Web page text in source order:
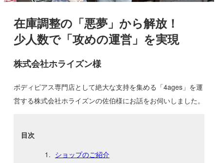
在庫調整の「悪夢」から解放！
少人数で「攻めの運営」を実現
株式会社ホライズン様
ボディピアス専門店として絶大な支持を集める「4ages」を運
営する株式会社ホライズンの佐伯様にお話をお伺いしました。
目次
ショップのご紹介